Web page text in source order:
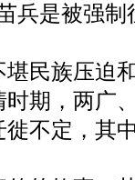
兵是被强
民族压迫
期，两广
不定，其